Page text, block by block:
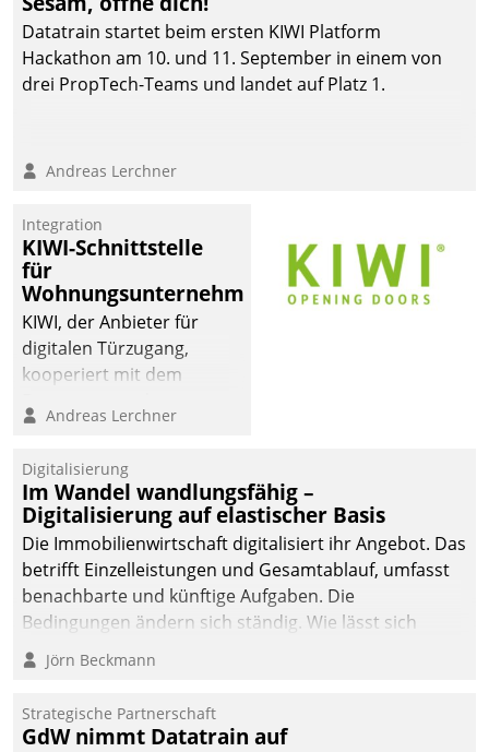
Datatrain startet beim ersten KIWI Platform
Hackathon am 10. und 11. September in einem von
drei PropTech-Teams und landet auf Platz 1.
Andreas Lerchner
Integration
KIWI-Schnittstelle
für
Wohnungsunternehmen
KIWI, der Anbieter für
digitalen Türzugang,
kooperiert mit dem
Softwareentwicklungshaus
Andreas Lerchner
Digitalisierung
Im Wandel wandlungsfähig –
Digitalisierung auf elastischer Basis
Die Immobilienwirtschaft digitalisiert ihr Angebot. Das
betrifft Einzelleistungen und Gesamtablauf, umfasst
benachbarte und künftige Aufgaben. Die
Bedingungen ändern sich ständig. Wie lässt sich
technisch die Kontrolle wahren und zugleich Freiraum
fürs Wachsen öffnen?
Jörn Beckmann
Strategische Partnerschaft
GdW nimmt Datatrain auf